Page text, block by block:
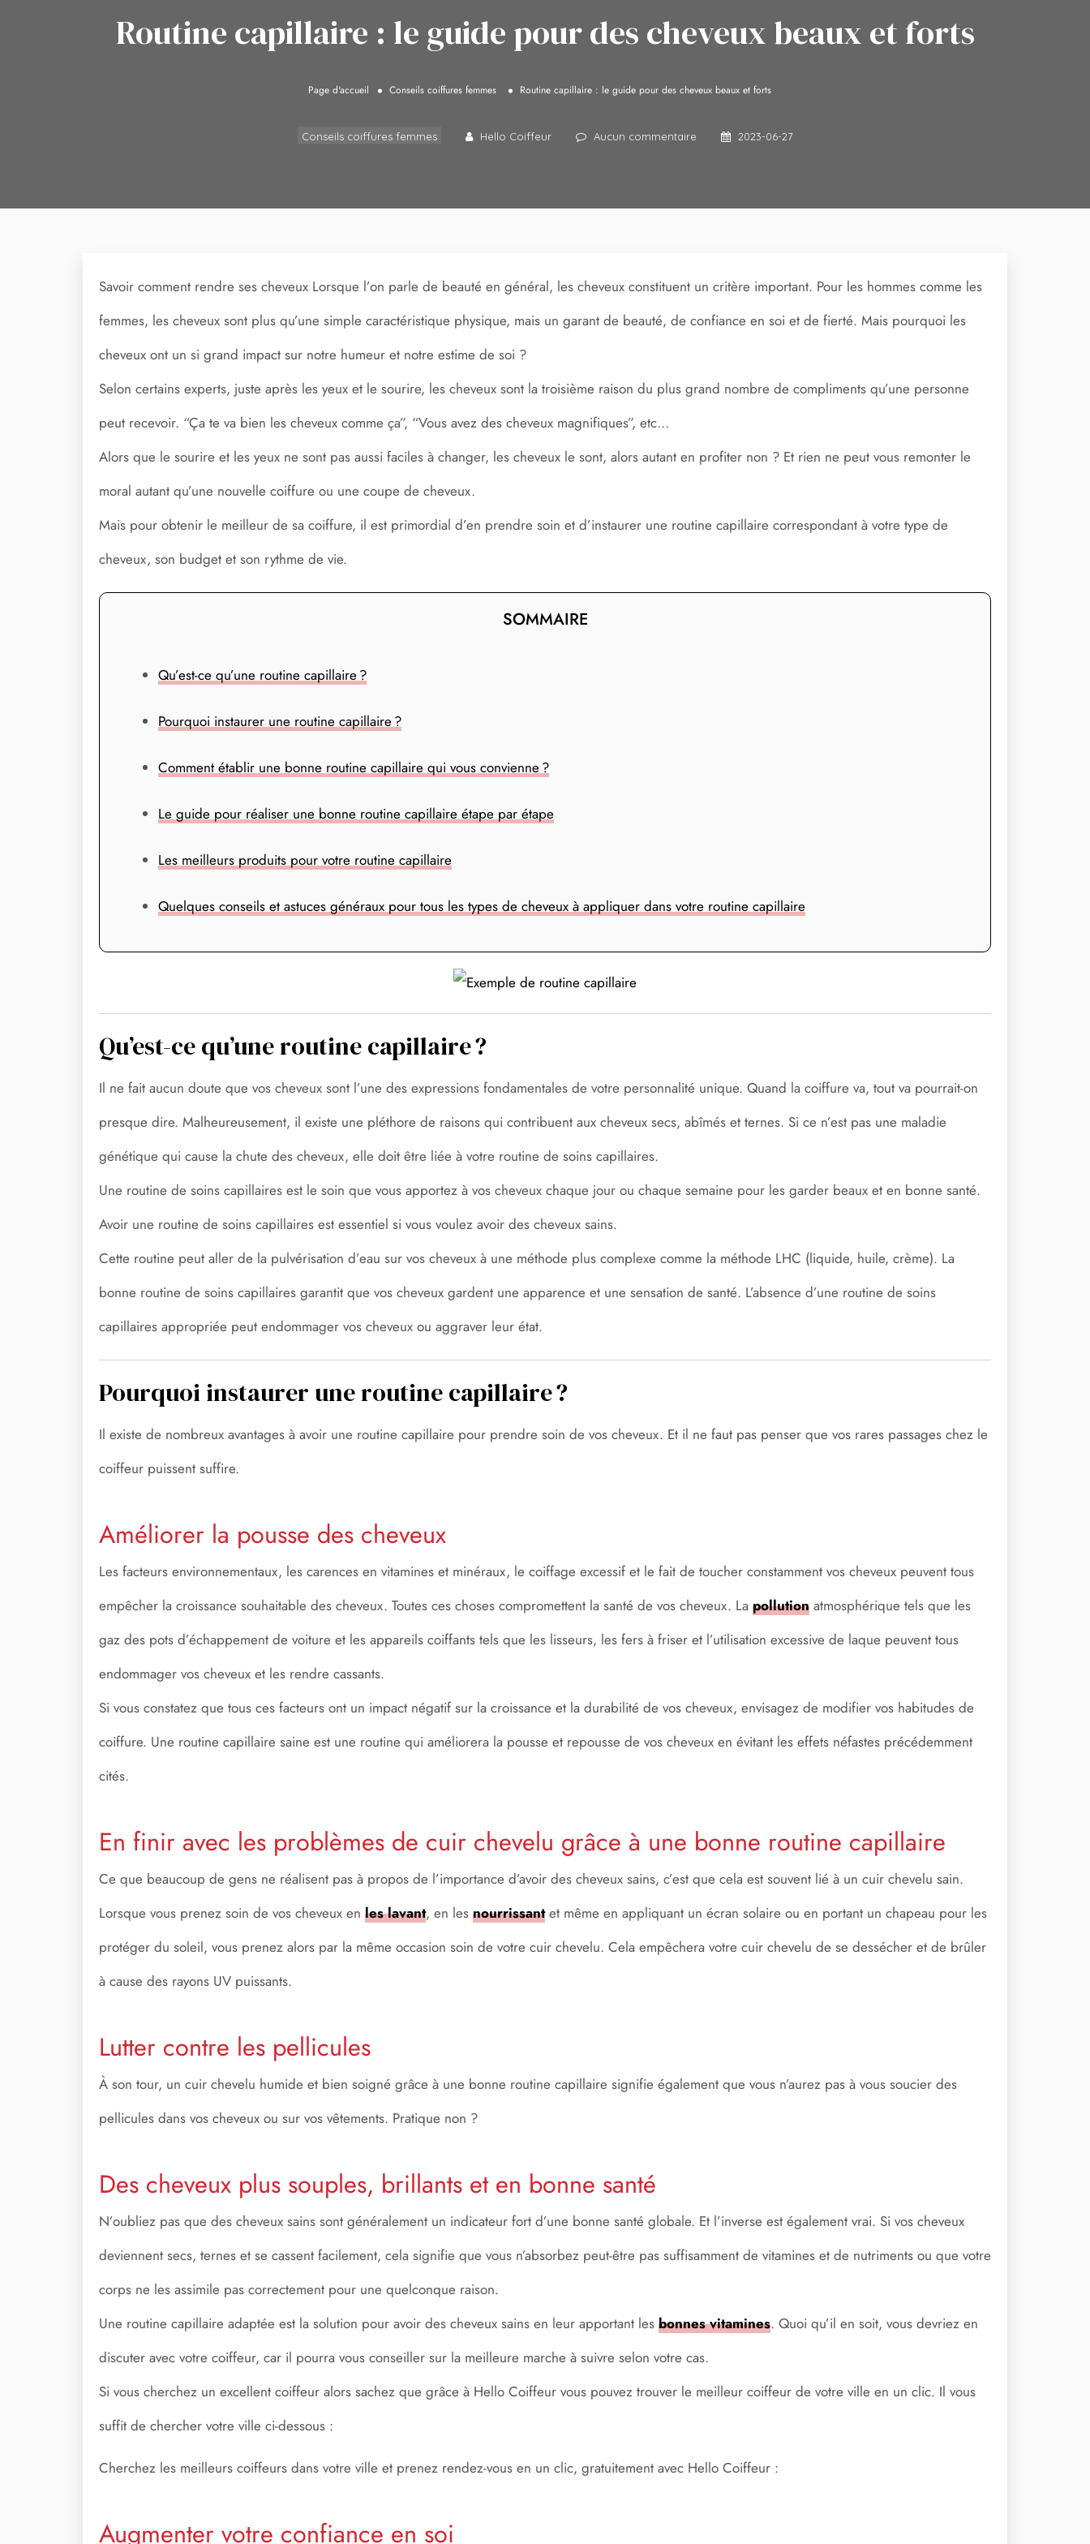
Routine capillaire : le guide pour des cheveux beaux et forts
Page d'accueil Conseils coiffures femmes Routine capillaire : le guide pour des cheveux beaux et forts
Conseils coiffures femmes Hello Coiffeur Aucun commentaire 2023-06-27
Savoir comment rendre ses cheveux Lorsque l’on parle de beauté en général, les cheveux constituent un critère important. Pour les hommes comme les
femmes, les cheveux sont plus qu’une simple caractéristique physique, mais un garant de beauté, de confiance en soi et de fierté. Mais pourquoi les
cheveux ont un si grand impact sur notre humeur et notre estime de soi ?
Selon certains experts, juste après les yeux et le sourire, les cheveux sont la troisième raison du plus grand nombre de compliments qu’une personne
peut recevoir. “Ça te va bien les cheveux comme ça”, “Vous avez des cheveux magnifiques”, etc…
Alors que le sourire et les yeux ne sont pas aussi faciles à changer, les cheveux le sont, alors autant en profiter non ? Et rien ne peut vous remonter le
moral autant qu’une nouvelle coiffure ou une coupe de cheveux.
Mais pour obtenir le meilleur de sa coiffure, il est primordial d’en prendre soin et d’instaurer une routine capillaire correspondant à votre type de
cheveux, son budget et son rythme de vie.
SOMMAIRE
Qu’est-ce qu’une routine capillaire ?
Pourquoi instaurer une routine capillaire ?
Comment établir une bonne routine capillaire qui vous convienne ?
Le guide pour réaliser une bonne routine capillaire étape par étape
Les meilleurs produits pour votre routine capillaire
Quelques conseils et astuces généraux pour tous les types de cheveux à appliquer dans votre routine capillaire
Qu’est-ce qu’une routine capillaire ?
Il ne fait aucun doute que vos cheveux sont l’une des expressions fondamentales de votre personnalité unique. Quand la coiffure va, tout va pourrait-on
presque dire. Malheureusement, il existe une pléthore de raisons qui contribuent aux cheveux secs, abîmés et ternes. Si ce n’est pas une maladie
génétique qui cause la chute des cheveux, elle doit être liée à votre routine de soins capillaires.
Une routine de soins capillaires est le soin que vous apportez à vos cheveux chaque jour ou chaque semaine pour les garder beaux et en bonne santé.
Avoir une routine de soins capillaires est essentiel si vous voulez avoir des cheveux sains.
Cette routine peut aller de la pulvérisation d’eau sur vos cheveux à une méthode plus complexe comme la méthode LHC (liquide, huile, crème). La
bonne routine de soins capillaires garantit que vos cheveux gardent une apparence et une sensation de santé. L’absence d’une routine de soins
capillaires appropriée peut endommager vos cheveux ou aggraver leur état.
Pourquoi instaurer une routine capillaire ?
Il existe de nombreux avantages à avoir une routine capillaire pour prendre soin de vos cheveux. Et il ne faut pas penser que vos rares passages chez le
coiffeur puissent suffire.
Améliorer la pousse des cheveux
Les facteurs environnementaux, les carences en vitamines et minéraux, le coiffage excessif et le fait de toucher constamment vos cheveux peuvent tous
empêcher la croissance souhaitable des cheveux. Toutes ces choses compromettent la santé de vos cheveux. La pollution atmosphérique tels que les
gaz des pots d’échappement de voiture et les appareils coiffants tels que les lisseurs, les fers à friser et l’utilisation excessive de laque peuvent tous
endommager vos cheveux et les rendre cassants.
Si vous constatez que tous ces facteurs ont un impact négatif sur la croissance et la durabilité de vos cheveux, envisagez de modifier vos habitudes de
coiffure. Une routine capillaire saine est une routine qui améliorera la pousse et repousse de vos cheveux en évitant les effets néfastes précédemment
cités.
En finir avec les problèmes de cuir chevelu grâce à une bonne routine capillaire
Ce que beaucoup de gens ne réalisent pas à propos de l’importance d’avoir des cheveux sains, c’est que cela est souvent lié à un cuir chevelu sain.
Lorsque vous prenez soin de vos cheveux en les lavant, en les nourrissantet même en appliquant un écran solaire ou en portant un chapeau pour les
protéger du soleil, vous prenez alors par la même occasion soin de votre cuir chevelu. Cela empêchera votre cuir chevelu de se dessécher et de brûler
à cause des rayons UV puissants.
Lutter contre les pellicules
À son tour, un cuir chevelu humide et bien soigné grâce à une bonne routine capillaire signifie également que vous n’aurez pas à vous soucier des
pellicules dans vos cheveux ou sur vos vêtements. Pratique non ?
Des cheveux plus souples, brillants et en bonne santé
N’oubliez pas que des cheveux sains sont généralement un indicateur fort d’une bonne santé globale. Et l’inverse est également vrai. Si vos cheveux
deviennent secs, ternes et se cassent facilement, cela signifie que vous n’absorbez peut-être pas suffisamment de vitamines et de nutriments ou que votre
corps ne les assimile pas correctement pour une quelconque raison.
Une routine capillaire adaptée est la solution pour avoir des cheveux sains en leur apportant les bonnes vitamines. Quoi qu’il en soit, vous devriez en
discuter avec votre coiffeur, car il pourra vous conseiller sur la meilleure marche à suivre selon votre cas.
Si vous cherchez un excellent coiffeur alors sachez que grâce à Hello Coiffeur vous pouvez trouver le meilleur coiffeur de votre ville en un clic. Il vous
suffit de chercher votre ville ci-dessous :
Cherchez les meilleurs coiffeurs dans votre ville et prenez rendez-vous en un clic, gratuitement avec Hello Coiffeur :
Augmenter votre confiance en soi